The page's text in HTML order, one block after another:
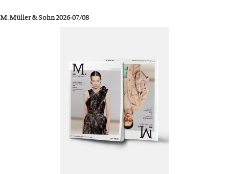
M. Müller & Sohn 2026-07/08